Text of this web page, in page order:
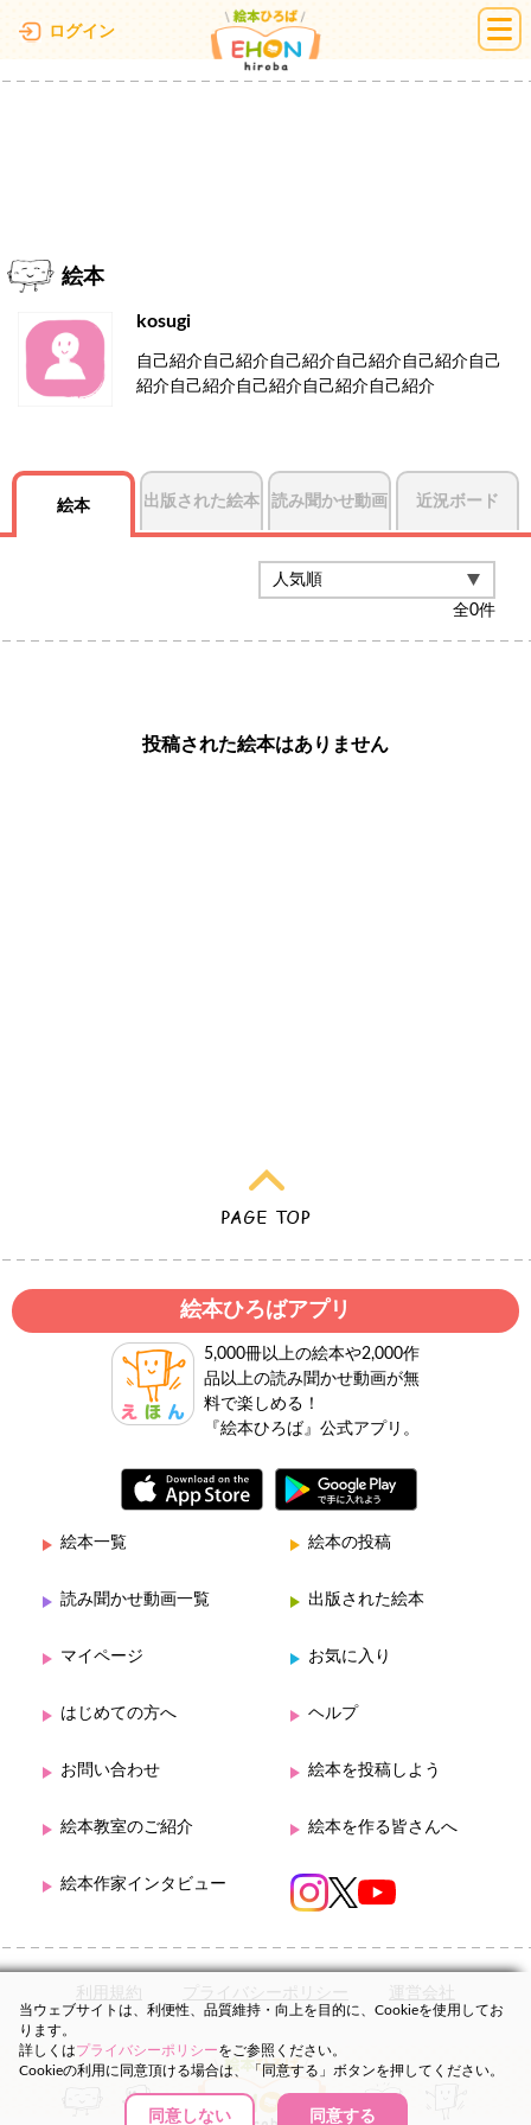
ログイン 絵本ひろば
絵本
kosugi
自己紹介自己紹介自己紹介自己紹介自己紹介自己
紹介自己紹介自己紹介自己紹介自己紹介
絵本 出版された絵本 読み聞かせ動画 近況ボード
全0件
投稿された絵本はありません
絵本ひろばアプリ
5,000冊以上の絵本や2,000作
品以上の読み聞かせ動画が無
料で楽しめる！
『絵本ひろば』公式アプリ。
絵本一覧 絵本の投稿
読み聞かせ動画一覧 出版された絵本
マイページ お気に入り
はじめての方へ ヘルプ
お問い合わせ 絵本を投稿しよう
絵本教室のご紹介 絵本を作る皆さんへ
絵本作家インタビュー
利用規約 プライバシーポリシー 運営会社
当ウェブサイトは、利便性、品質維持・向上を目的に、Cookieを使用してお
ります。
詳しくはプライバシーポリシーをご参照ください。
Cookieの利用に同意頂ける場合は、「同意する」ボタンを押してください。
同意しない 同意する